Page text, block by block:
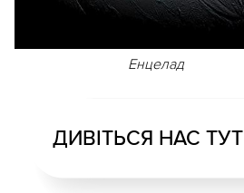
Енцелад
ДИВІТЬСЯ НАС ТУТ